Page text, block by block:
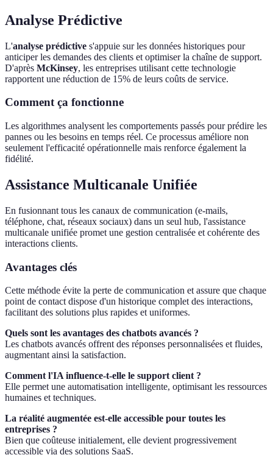
Analyse Prédictive
L'analyse prédictive s'appuie sur les données historiques pour
anticiper les demandes des clients et optimiser la chaîne de support.
D'après McKinsey, les entreprises utilisant cette technologie
rapportent une réduction de 15% de leurs coûts de service.
Comment ça fonctionne
Les algorithmes analysent les comportements passés pour prédire les
pannes ou les besoins en temps réel. Ce processus améliore non
seulement l'efficacité opérationnelle mais renforce également la
fidélité.
Assistance Multicanale Unifiée
En fusionnant tous les canaux de communication (e-mails,
téléphone, chat, réseaux sociaux) dans un seul hub, l'assistance
multicanale unifiée promet une gestion centralisée et cohérente des
interactions clients.
Avantages clés
Cette méthode évite la perte de communication et assure que chaque
point de contact dispose d'un historique complet des interactions,
facilitant des solutions plus rapides et uniformes.
Quels sont les avantages des chatbots avancés ?
Les chatbots avancés offrent des réponses personnalisées et fluides,
augmentant ainsi la satisfaction.
Comment l'IA influence-t-elle le support client ?
Elle permet une automatisation intelligente, optimisant les ressources
humaines et techniques.
La réalité augmentée est-elle accessible pour toutes les
entreprises ?
Bien que coûteuse initialement, elle devient progressivement
accessible via des solutions SaaS.